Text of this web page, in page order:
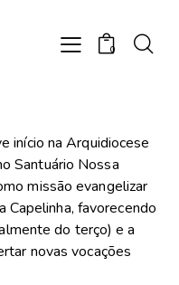
0
início na Arquidiocese
Santuário Nossa
missão evangelizar
Capelinha, favorecendo
do terço) e a
novas vocações